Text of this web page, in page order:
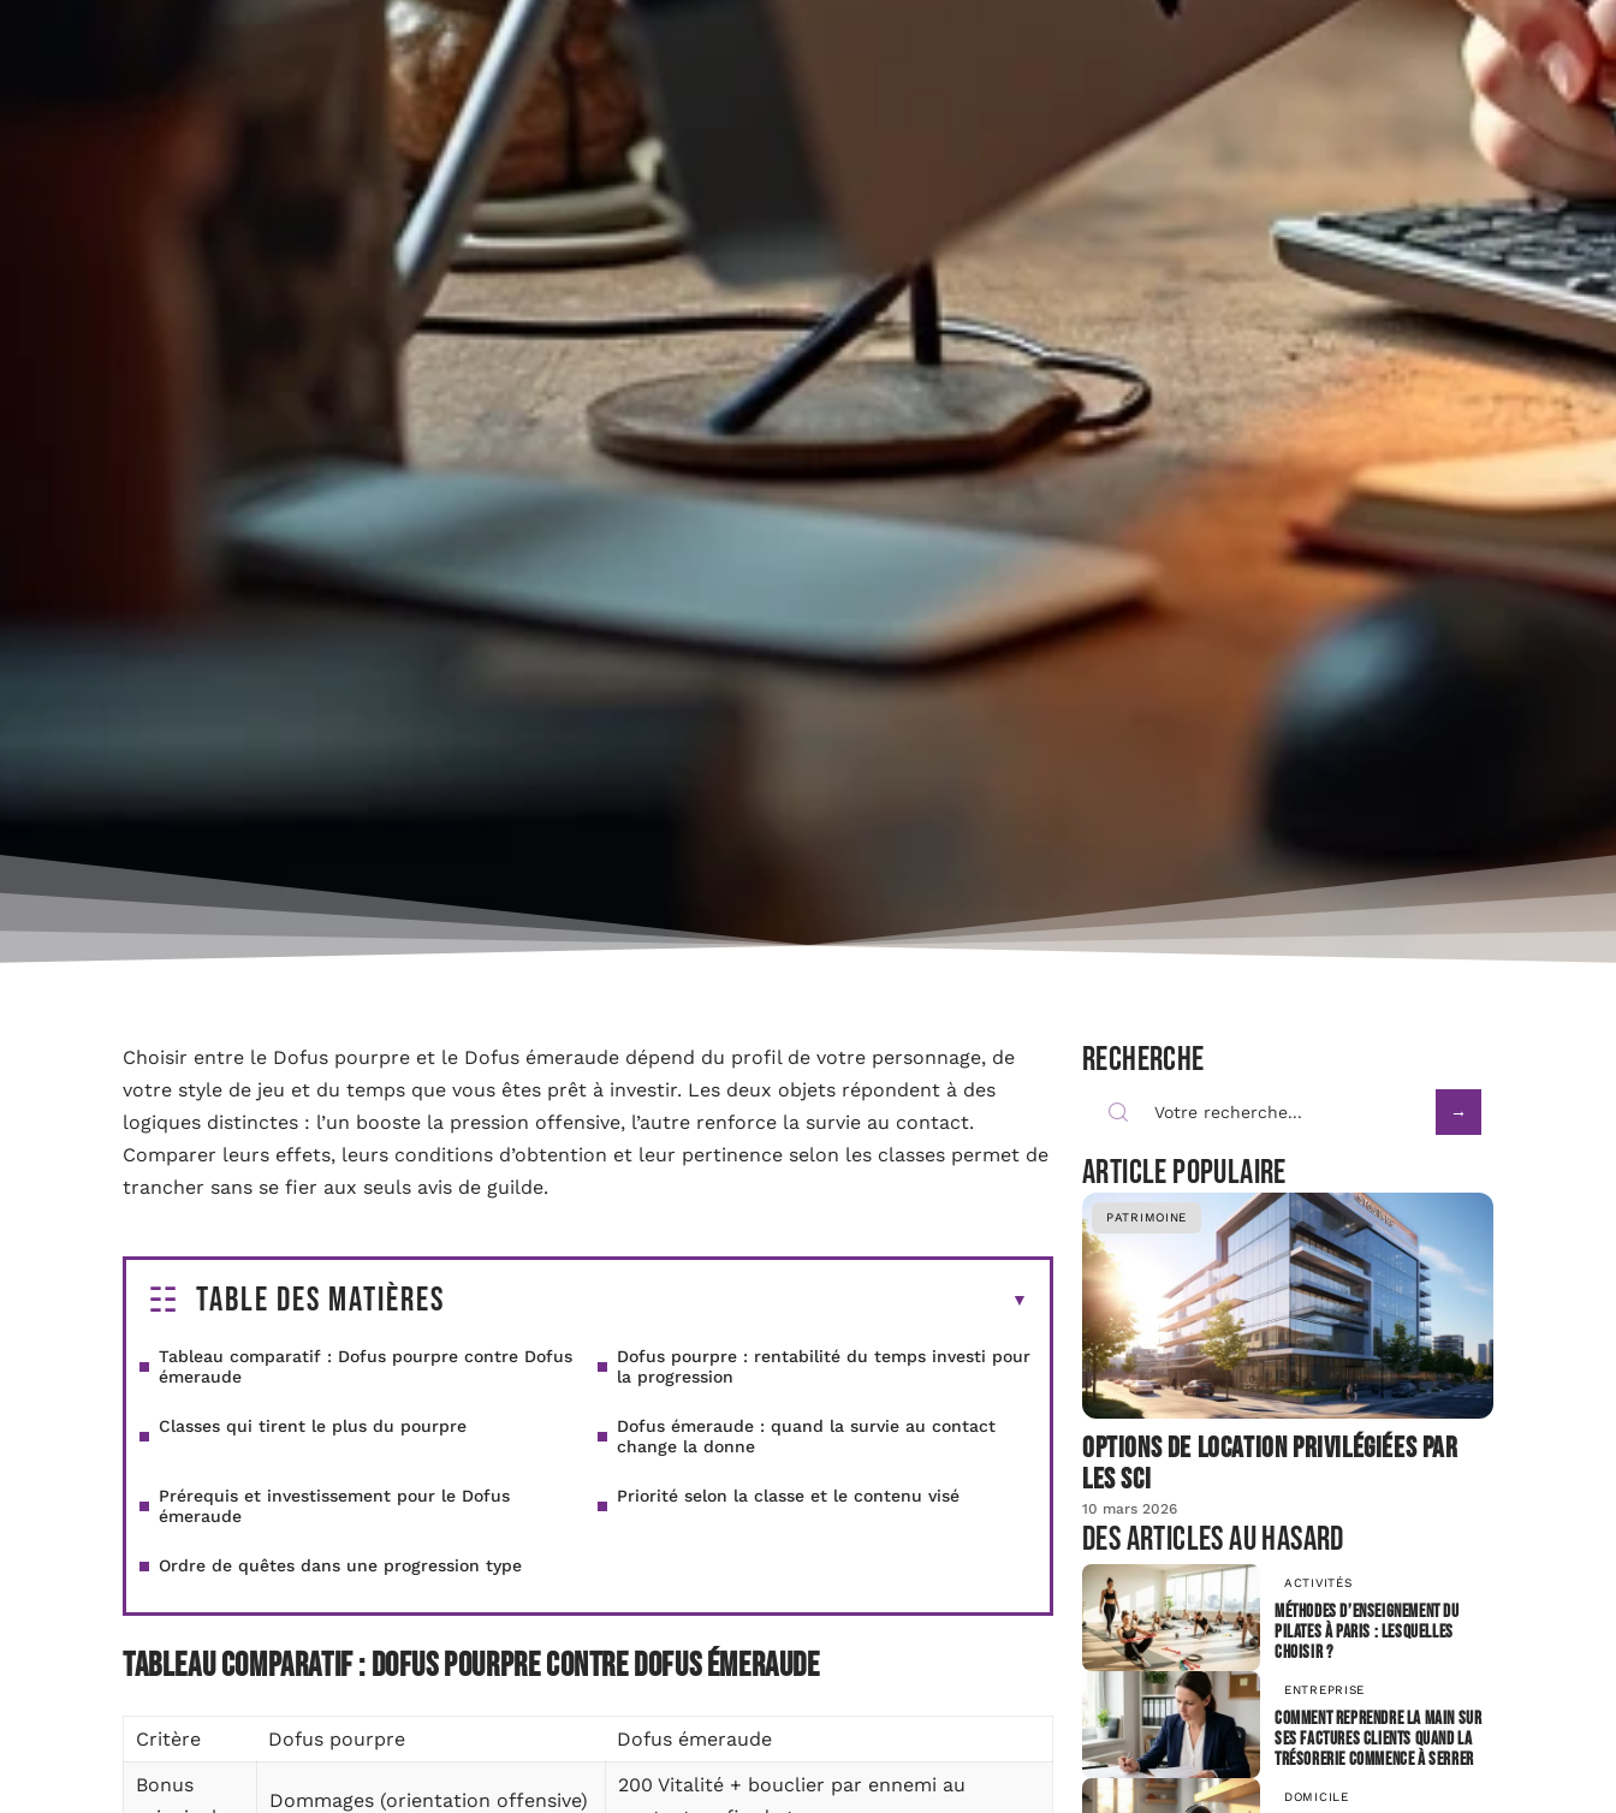
Choisir entre le Dofus pourpre et le Dofus émeraude dépend du profil de votre personnage, de
votre style de jeu et du temps que vous êtes prêt à investir. Les deux objets répondent à des
logiques distinctes : l’un booste la pression offensive, l’autre renforce la survie au contact.
Comparer leurs effets, leurs conditions d’obtention et leur pertinence selon les classes permet de
trancher sans se fier aux seuls avis de guilde.
Table des matières
Tableau comparatif : Dofus pourpre contre Dofus
émeraude
Dofus pourpre : rentabilité du temps investi pour
la progression
Classes qui tirent le plus du pourpre
Dofus émeraude : quand la survie au contact
change la donne
Prérequis et investissement pour le Dofus
émeraude
Priorité selon la classe et le contenu visé
Ordre de quêtes dans une progression type
Tableau comparatif : Dofus pourpre contre Dofus émeraude
Critère Dofus pourpre
Dofus émeraude
Bonus
Dommages (orientation offensive)
200 Vitalité + bouclier par ennemi au
Recherche
Article populaire
PATRIMOINE
Options de location privilégiées par
les SCI
10 mars 2026
Des articles au hasard
ACTIVITÉS
Méthodes d’enseignement du
pilates à Paris : lesquelles
choisir ?
ENTREPRISE
Comment reprendre la main sur
ses factures clients quand la
trésorerie commence à serrer
DOMICILE